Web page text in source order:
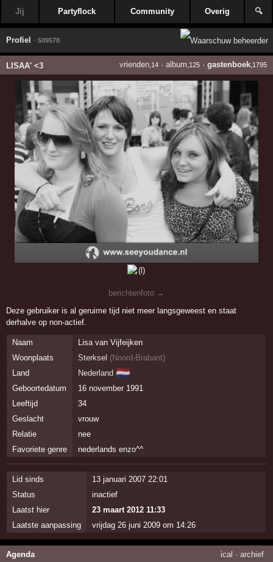
Jij Partyflock Community Overig 🔍
Profiel · 509578
LISAA' <3 vrienden,14· album ,125· gastenboek,1795
berichtenfoto →
Deze gebruiker is al geruime tijd niet meer langsgeweest en staat
derhalve op non-actief.
Naam
Lisa van Vijfeijken
Woonplaats
Sterksel (Noord-Brabant)
Land
Nederland 🇳🇱
Geboortedatum
16 november 1991
Leeftijd
34
Geslacht
vrouw
Relatie
nee
Favoriete genre
nederlands enzo^^
Lid sinds
13 januari 2007 22:01
Status
inactief
Laatst hier
23 maart 2012 11:33
Laatste aanpassing
vrijdag 26 juni 2009 om 14:26
Agenda ical · archief